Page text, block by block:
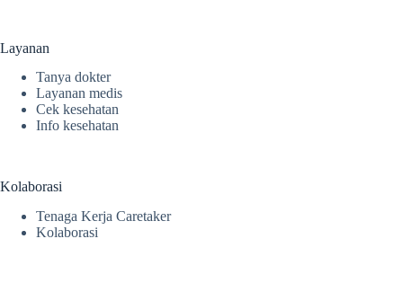
Layanan
Tanya dokter
Layanan medis
Cek kesehatan
Info kesehatan
Kolaborasi
Tenaga Kerja Caretaker
Kolaborasi